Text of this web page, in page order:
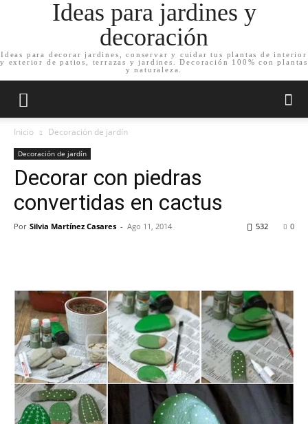
Ideas para jardines y
decoración
Ideas para decorar jardines, conservar y cuidar tus plantas de interior
y exterior de patios, terrazas y jardines. Decoración 100% con plantas
y naturaleza.
Inicio Decoración de jardín
Decoración de jardín
Decorar con piedras
convertidas en cactus
Por Silvia Martínez Casares - Ago 11, 2014 0
532